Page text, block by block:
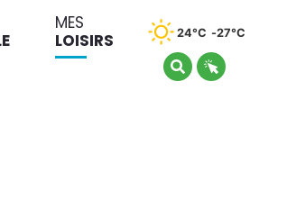
MES
LOISIRS
24°C 27°C